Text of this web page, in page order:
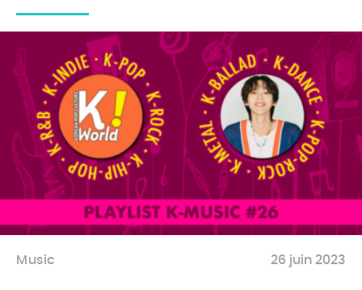
Music 26 juin 2023